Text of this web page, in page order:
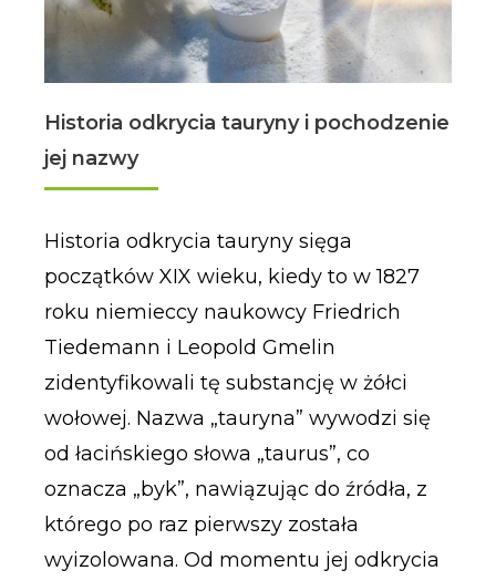
Historia odkrycia tauryny i pochodzenie
jej nazwy
Historia odkrycia tauryny sięga
początków XIX wieku, kiedy to w 1827
roku niemieccy naukowcy Friedrich
Tiedemann i Leopold Gmelin
zidentyfikowali tę substancję w żółci
wołowej. Nazwa „tauryna” wywodzi się
od łacińskiego słowa „taurus”, co
oznacza „byk”, nawiązując do źródła, z
którego po raz pierwszy została
wyizolowana. Od momentu jej odkrycia